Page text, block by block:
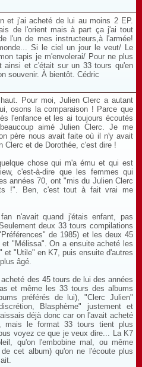
et j'ai acheté de lui au moins 2 EP.
de l'orient mais à part ça j'ai tout
l'un de mes instructeurs,à l'armée!
Si le ciel un jour le veut/ Le
tapis je m'envolerai/ Pour ne plus
ainsi et c'était sur un 33 tours qu'en
souvenir. À bientôt. Cédric
Pour moi, Julien Clerc a autant
osons la comparaison ! Parce que
l'enfance et les ai toujours écoutés
aimé Julien Clerc. Je me
père nous avait faite où il n'y avait
Clerc et de Dorothée, c'est dire !
chose qui m'a ému et qui est
c'est-à-dire que les femmes qui
années 70, ont "mis du Julien Clerc
!". Ben, c'est tout à fait vrai me
n'avait quand j'étais enfant, pas
deux 33 tours compilations
de 1985) et les deux 45
"Mélissa". On a ensuite acheté les
et "Utile" en K7, puis ensuite d'autres
âgé.
des 45 tours de lui des années
et même les 33 tours des albums
préférés de lui), "Clerc Julien"
Blasphème" justement et
déjà donc car on l'avait acheté
mais le format 33 tours tient plus
voyez ce que je veux dire... La K7
qu'on l'embobine mal, ou même
cet album) qu'on ne l'écoute plus